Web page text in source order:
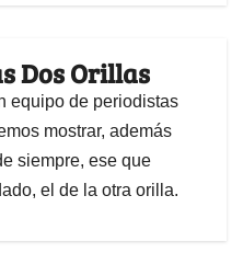
Dos Orillas
equipo de periodistas
mostrar, además
siempre, ese que
el de la otra orilla.